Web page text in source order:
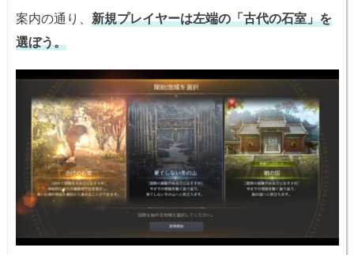
案内の通り、 新規プレイヤーは左端の「古代の石室」を
選ぼう。